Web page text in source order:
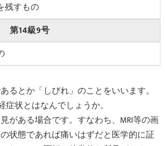
残すもの
第14級9号
るとか「しびれ」のことをいいます。
症状とはなんでしょうか。
がある場合です。すなわち、MRI等の画
状態であれば痛いはずだと医学的に証